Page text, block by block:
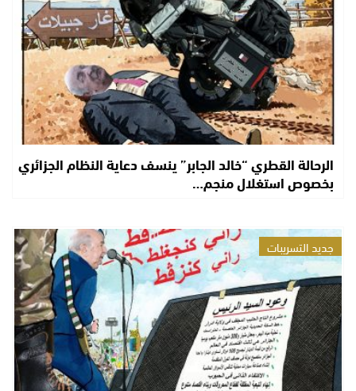
الرحالة القطري “خالد الجابر” ينسف دعاية النظام الجزائري
بخصوص استغلال منجم…
جديد التسريبات